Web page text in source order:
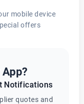
mobile device
offers
Notifications
quotes and